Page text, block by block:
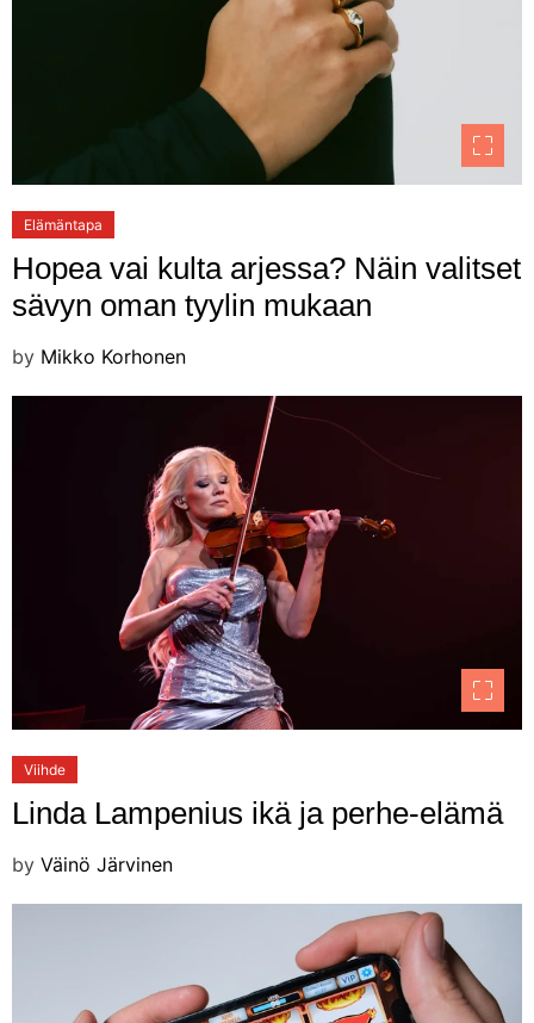
Elämäntapa
Hopea vai kulta arjessa? Näin valitset
sävyn oman tyylin mukaan
by Mikko Korhonen
Viihde
Linda Lampenius ikä ja perhe-elämä
by Väinö Järvinen